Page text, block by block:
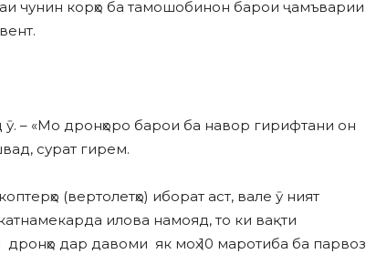
чунин корҳо ба тамошобинон барои ҷамъварии
– «Мо дронҳоро барои ба навор гирифтани он
сурат гирем.
(вертолетҳо) иборат аст, вале ӯ ният
илова намояд, то ки вақти
дар давоми як моҳ 10 маротиба ба парвоз